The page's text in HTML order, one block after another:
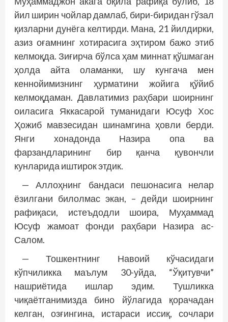
йил ширин чойлар дамлаб, бири-биридан гўзал
қизларни дунёга келтирди. Мана, 21 йилдирки,
азиз оғамнинг хотирасига эҳтиром бажо этиб
келмоқда. Зиғирча бўлса ҳам миннат қўшмаган
ҳолда айта оламанки, шу кунгача мен
кеннойимизнинг ҳурматини жойига қўйиб
келмоқдаман. Давлатимиз раҳбари шоирнинг
оиласига Яккасарой туманидаги Юсуф Хос
Ҳожиб мавзесидан шинамгина ҳовли берди.
Янги хонадонда Назира опа ва
фарзандларининг бир қанча қувончли
кунларида иштирок этдик.
— Аллоҳнинг бандаси пешонасига нелар
ёзилгани билолмас экан, – дейди шоирнинг
рафиқаси, истеъдодли шоира, Муҳаммад
Юсуф жамоат фонди раҳбари Назира ас-
Салом.
— Тошкентнинг Навоий кўчасидаги
кўпчиликка маълум 30-уйда, “Ўқитувчи”
нашриётида ишлар эдим. Тушликка
чиқаётганимизда бино йўлагида қорачадан
келган, озғингина, истараси иссиқ, сочлари